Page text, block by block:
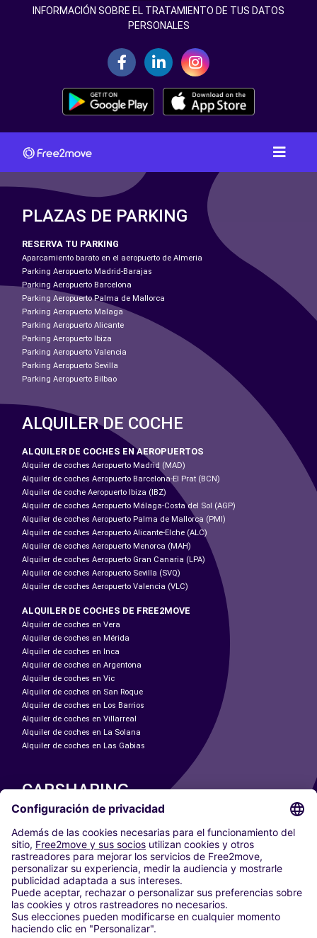
INFORMACIÓN SOBRE EL TRATAMIENTO DE TUS DATOS
PERSONALES
PLAZAS DE PARKING
RESERVA TU PARKING
Aparcamiento barato en el aeropuerto de Almeria
Parking Aeropuerto Madrid-Barajas
Parking Aeropuerto Barcelona
Parking Aeropuerto Palma de Mallorca
Parking Aeropuerto Malaga
Parking Aeropuerto Alicante
Parking Aeropuerto Ibiza
Parking Aeropuerto Valencia
Parking Aeropuerto Sevilla
Parking Aeropuerto Bilbao
ALQUILER DE COCHE
ALQUILER DE COCHES EN AEROPUERTOS
Alquiler de coches Aeropuerto Madrid (MAD)
Alquiler de coches Aeropuerto Barcelona-El Prat (BCN)
Alquiler de coche Aeropuerto Ibiza (IBZ)
Alquiler de coches Aeropuerto Málaga-Costa del Sol (AGP)
Alquiler de coches Aeropuerto Palma de Mallorca (PMI)
Alquiler de coches Aeropuerto Alicante-Elche (ALC)
Alquiler de coches Aeropuerto Menorca (MAH)
Alquiler de coches Aeropuerto Gran Canaria (LPA)
Alquiler de coches Aeropuerto Sevilla (SVQ)
Alquiler de coches Aeropuerto Valencia (VLC)
ALQUILER DE COCHES DE FREE2MOVE
Alquiler de coches en Vera
Alquiler de coches en Mérida
Alquiler de coches en Inca
Alquiler de coches en Argentona
Alquiler de coches en Vic
Alquiler de coches en San Roque
Alquiler de coches en Los Barrios
Alquiler de coches en Villarreal
Alquiler de coches en La Solana
Alquiler de coches en Las Gabias
CARSHARING
NUESTRAS CIUDADES
Paris
Madrid
Washington DC
Milán
Roma
Turín
Viena
Berlín